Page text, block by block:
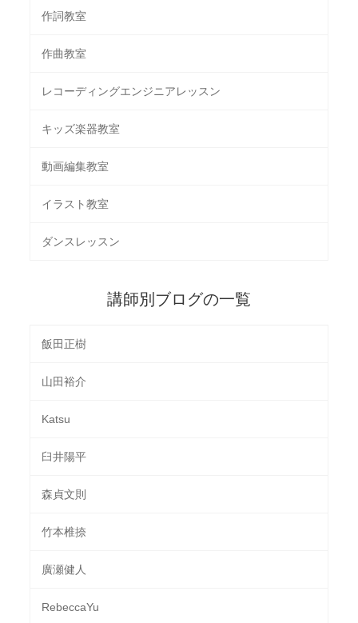
作詞教室
作曲教室
レコーディングエンジニアレッスン
キッズ楽器教室
動画編集教室
イラスト教室
ダンスレッスン
講師別ブログの一覧
飯田正樹
山田裕介
Katsu
臼井陽平
森貞文則
竹本椎捺
廣瀬健人
RebeccaYu